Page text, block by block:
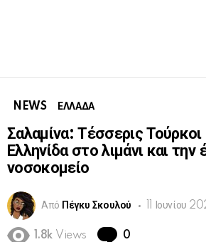
NEWS ΕΛΛΑΔΑ
Σαλαμίνα: Τέσσερις
Ελληνίδα στο λιμάνι και την
νοσοκομείο
Από Πέγκυ Σκουλού 11 Ιουνίου
1.8k Views 0